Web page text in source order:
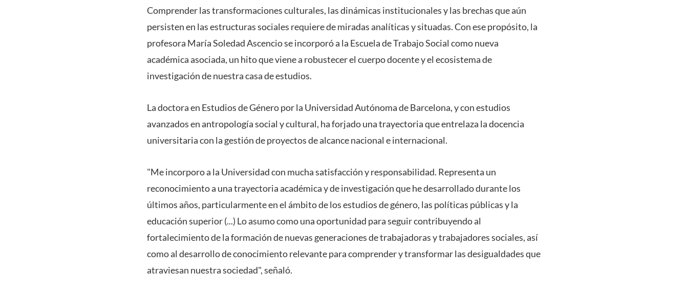
Comprender las transformaciones culturales, las dinámicas institucionales y las brechas que aún
persisten en las estructuras sociales requiere de miradas analíticas y situadas. Con ese propósito, la
profesora María Soledad Ascencio se incorporó a la Escuela de Trabajo Social como nueva
académica asociada, un hito que viene a robustecer el cuerpo docente y el ecosistema de
investigación de nuestra casa de estudios.
La doctora en Estudios de Género por la Universidad Autónoma de Barcelona, y con estudios
avanzados en antropología social y cultural, ha forjado una trayectoria que entrelaza la docencia
universitaria con la gestión de proyectos de alcance nacional e internacional.
"Me incorporo a la Universidad con mucha satisfacción y responsabilidad. Representa un
reconocimiento a una trayectoria académica y de investigación que he desarrollado durante los
últimos años, particularmente en el ámbito de los estudios de género, las políticas públicas y la
educación superior (...) Lo asumo como una oportunidad para seguir contribuyendo al
fortalecimiento de la formación de nuevas generaciones de trabajadoras y trabajadores sociales, así
como al desarrollo de conocimiento relevante para comprender y transformar las desigualdades que
atraviesan nuestra sociedad", señaló.